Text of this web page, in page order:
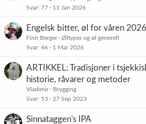
Svar 77 11 Jan 2026
Engelsk bitter, øl for våren 2026
Finn Berger
Øltyper og øl generelt
Svar 46 1 Mar 2026
ARTIKKEL: Tradisjoner i
historie, råvarer og metoder
Vladimir
Brygging
Svar 53 27 Sep 2023
Sinnataggen's IPA